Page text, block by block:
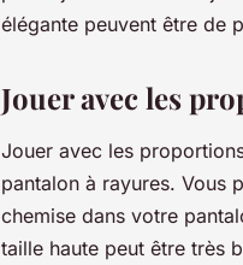
élégante peuvent être de
Jouer avec les
Jouer avec les
pantalon à rayures. Vous
chemise dans votre
taille haute peut être très